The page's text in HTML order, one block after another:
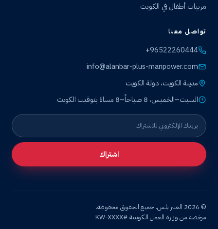
مربيات أطفال في الكويت
تواصل معنا
+96522260444
info@alanbar-plus-manpower.com
مدينة الكويت، دولة الكويت
السبت–الخميس، 8 صباحاً–8 مساءً بتوقيت الكويت
اشتراك
© 2026 العنبر بلس. جميع الحقوق محفوظة.
مرخصة من وزارة العمل الكويتية #KW-XXXX